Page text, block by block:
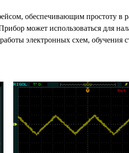
обеспечивающим простоту в
может использоваться для
электронных схем, обучения